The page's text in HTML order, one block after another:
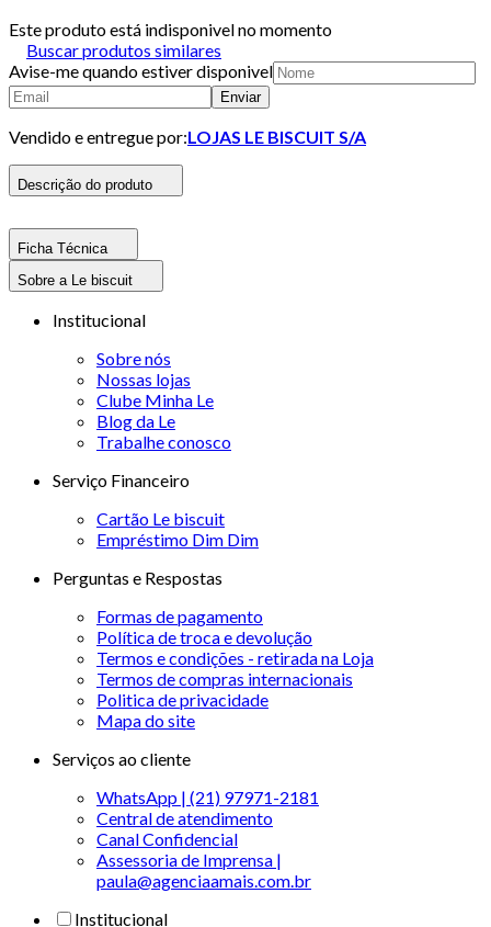
Este produto está indisponivel no momento
Buscar produtos similares
Avise-me quando estiver disponivel
Enviar
Vendido e entregue por:LOJAS LE BISCUIT S/A
Descrição do produto
Ficha Técnica
Sobre a Le biscuit
Institucional
Sobre nós
Nossas lojas
Clube Minha Le
Blog da Le
Trabalhe conosco
Serviço Financeiro
Cartão Le biscuit
Empréstimo Dim Dim
Perguntas e Respostas
Formas de pagamento
Política de troca e devolução
Termos e condições - retirada na Loja
Termos de compras internacionais
Politica de privacidade
Mapa do site
Serviços ao cliente
WhatsApp | (21) 97971-2181
Central de atendimento
Canal Confidencial
Assessoria de Imprensa |
paula@agenciaamais.com.br
Institucional